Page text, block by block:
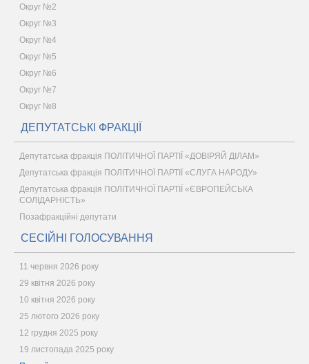
Округ №2
Округ №3
Округ №4
Округ №5
Округ №6
Округ №7
Округ №8
ДЕПУТАТСЬКІ ФРАКЦІЇ
Депутатська фракція ПОЛІТИЧНОЇ ПАРТІЇ «ДОВІРЯЙ ДІЛАМ»
Депутатська фракція ПОЛІТИЧНОЇ ПАРТІЇ «СЛУГА НАРОДУ»
Депутатська фракція ПОЛІТИЧНОЇ ПАРТІЇ «ЄВРОПЕЙСЬКА
СОЛІДАРНІСТЬ»
Позафракційні депутати
СЕСІЙНІ ГОЛОСУВАННЯ
11 червня 2026 року
29 квітня 2026 року
10 квітня 2026 року
25 лютого 2026 року
12 грудня 2025 року
19 листопада 2025 року